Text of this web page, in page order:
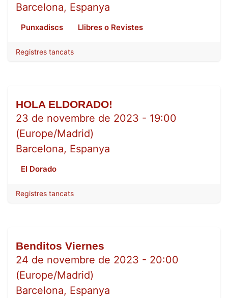
Barcelona, Espanya
Punxadiscs Llibres o Revistes
Registres tancats
HOLA ELDORADO!
23 de novembre de 2023 - 19:00
(Europe/Madrid)
Barcelona, Espanya
El Dorado
Registres tancats
Benditos Viernes
24 de novembre de 2023 - 20:00
(Europe/Madrid)
Barcelona, Espanya